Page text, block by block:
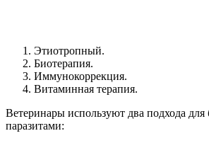
Этиотропный.
Биотерапия.
Иммунокоррекция.
Витаминная терапия.
Ветеринары используют два подхода для
паразитами: